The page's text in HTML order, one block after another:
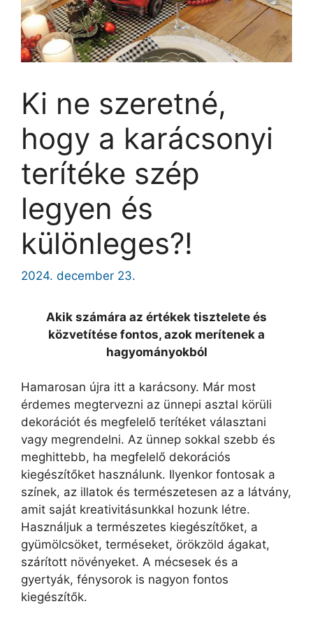
Ki ne szeretné,
hogy a karácsonyi
terítéke szép
legyen és
különleges?!
2024. december 23.
Akik számára az értékek tisztelete és
közvetítése fontos, azok merítenek a
hagyományokból
Hamarosan újra itt a karácsony. Már most
érdemes megtervezni az ünnepi asztal körüli
dekorációt és megfelelő terítéket választani
vagy megrendelni. Az ünnep sokkal szebb és
meghittebb, ha megfelelő dekorációs
kiegészítőket használunk. Ilyenkor fontosak a
színek, az illatok és természetesen az a látvány,
amit saját kreativitásunkkal hozunk létre.
Használjuk a természetes kiegészítőket, a
gyümölcsöket, terméseket, örökzöld ágakat,
szárított növényeket. A mécsesek és a
gyertyák, fénysorok is nagyon fontos
kiegészítők.